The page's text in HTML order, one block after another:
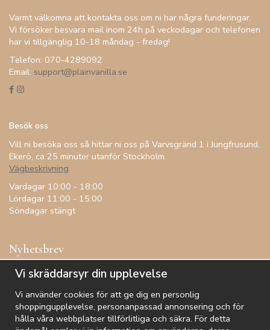
Varmt välkomna att kontakta oss om ni har några funderingar.
Vi försöker besvara mail inom 24h på veckodagar och telefonen
har vi tillgänglig 10-18 måndag - fredag!
Telefon: 070-4289092
Email: support@plainvanilla.se
Besök oss
Vill ni besöka oss så hittar ni oss på Varvsgränd 1 i Jungfrusund,
Ekerö, ca 25 minuter utanför Stockholm.
Vägbeskrivning
Vardagar 10:00 - 18:00
Lördagar 11:00 - 15:00
Söndagar stängt
Nyhetsbrev
Få inspiration, förtur till kampanjer, specialerbjudanden och
Vi skräddarsyr din upplevelse
Vi använder cookies för att ge dig en personlig
shoppingupplevelse, personanpassad annonsering och för
hålla våra webbplatser tillförlitliga och säkra. För detta